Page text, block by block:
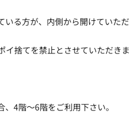
る方が、内側から開けていただ
イ捨てを禁止とさせていただきま
4階～6階をご利用下さい。